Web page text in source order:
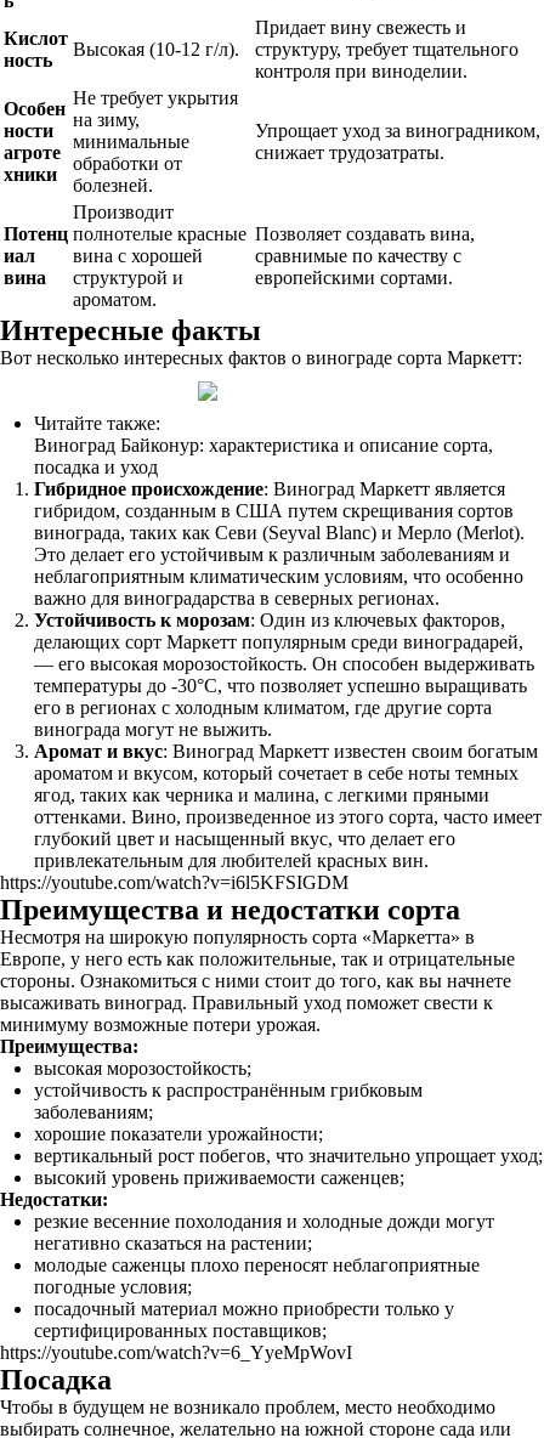
Кислот
ность
Высокая (10-12 г/л).
Придает вину свежесть и
структуру, требует тщательного
контроля при виноделии.
Особен
ности
агроте
хники
Не требует укрытия
на зиму,
минимальные
обработки от
болезней.
Упрощает уход за виноградником,
снижает трудозатраты.
Потенц
иал
вина
Производит
полнотелые красные
вина с хорошей
структурой и
ароматом.
Позволяет создавать вина,
сравнимые по качеству с
европейскими сортами.
Интересные факты
Вот несколько интересных фактов о винограде сорта Маркетт:
Читайте также:
Виноград Байконур: характеристика и описание сорта,
посадка и уход
Гибридное происхождение: Виноград Маркетт является
гибридом, созданным в США путем скрещивания сортов
винограда, таких как Севи (Seyval Blanc) и Мерло (Merlot).
Это делает его устойчивым к различным заболеваниям и
неблагоприятным климатическим условиям, что особенно
важно для виноградарства в северных регионах.
Устойчивость к морозам: Один из ключевых факторов,
делающих сорт Маркетт популярным среди виноградарей,
— его высокая морозостойкость. Он способен выдерживать
температуры до -30°C, что позволяет успешно выращивать
его в регионах с холодным климатом, где другие сорта
винограда могут не выжить.
Аромат и вкус: Виноград Маркетт известен своим богатым
ароматом и вкусом, который сочетает в себе ноты темных
ягод, таких как черника и малина, с легкими пряными
оттенками. Вино, произведенное из этого сорта, часто имеет
глубокий цвет и насыщенный вкус, что делает его
привлекательным для любителей красных вин.
https://youtube.com/watch?v=i6l5KFSIGDM
Преимущества и недостатки сорта
Несмотря на широкую популярность сорта «Маркетта» в
Европе, у него есть как положительные, так и отрицательные
стороны. Ознакомиться с ними стоит до того, как вы начнете
высаживать виноград. Правильный уход поможет свести к
минимуму возможные потери урожая.
Преимущества:
высокая морозостойкость;
устойчивость к распространённым грибковым
заболеваниям;
хорошие показатели урожайности;
вертикальный рост побегов, что значительно упрощает уход;
высокий уровень приживаемости саженцев;
Недостатки:
резкие весенние похолодания и холодные дожди могут
негативно сказаться на растении;
молодые саженцы плохо переносят неблагоприятные
погодные условия;
посадочный материал можно приобрести только у
сертифицированных поставщиков;
https://youtube.com/watch?v=6_YyeMpWovI
Посадка
Чтобы в будущем не возникало проблем, место необходимо
выбирать солнечное, желательно на южной стороне сада или